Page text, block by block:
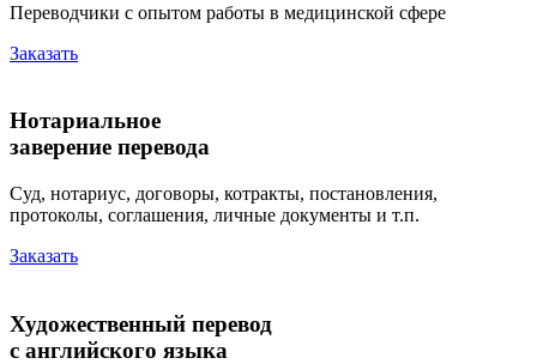
Переводчики с опытом работы в медицинской сфере
Заказать
Нотариальное
заверение перевода
Суд, нотариус, договоры, котракты, постановления,
протоколы, соглашения, личные документы и т.п.
Заказать
Художественный перевод
с английского языка